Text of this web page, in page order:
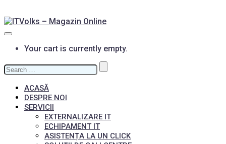
Your cart is currently empty.
Search
for:
ACASĂ
DESPRE NOI
SERVICII
EXTERNALIZARE IT
ECHIPAMENT IT
ASISTENȚA LA UN CLICK